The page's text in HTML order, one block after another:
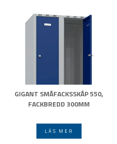
GIGANT SMÅFACKSSKÅP 550,
FACKBREDD 300MM
LÄS MER